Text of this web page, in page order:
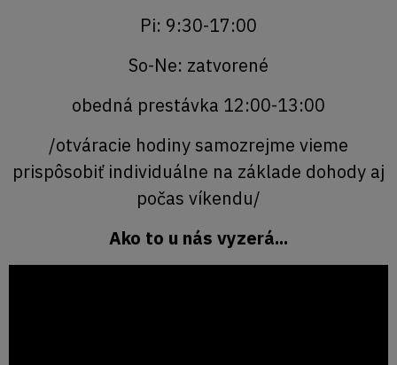
Pi: 9:30-17:00
So-Ne: zatvorené
obedná prestávka 12:00-13:00
/otváracie hodiny samozrejme vieme
prispôsobiť individuálne na základe dohody aj
počas víkendu/
Ako to u nás vyzerá...